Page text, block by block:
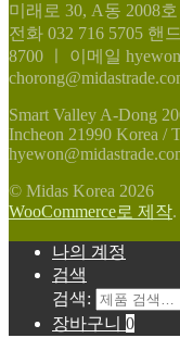
미래로 30, A동 2008호
전화 032 716 5705 핸
8700
이메일
Smart Valley A-Dong
Incheon 21990 Korea /
© Midas Korea 2026
WooCommerce로 제작.
나의 계정
검색
검색:
장바구니 0